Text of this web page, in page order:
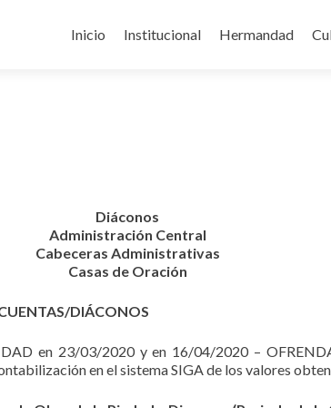
a
Inicio Institucional Hermandad
Diáconos
Administración Central
Cabeceras Administrativas
Casas de Oración
DIÁCONOS
en 23/03/2020 y en 16/04/2020 –
en el sistema SIGA de los valores